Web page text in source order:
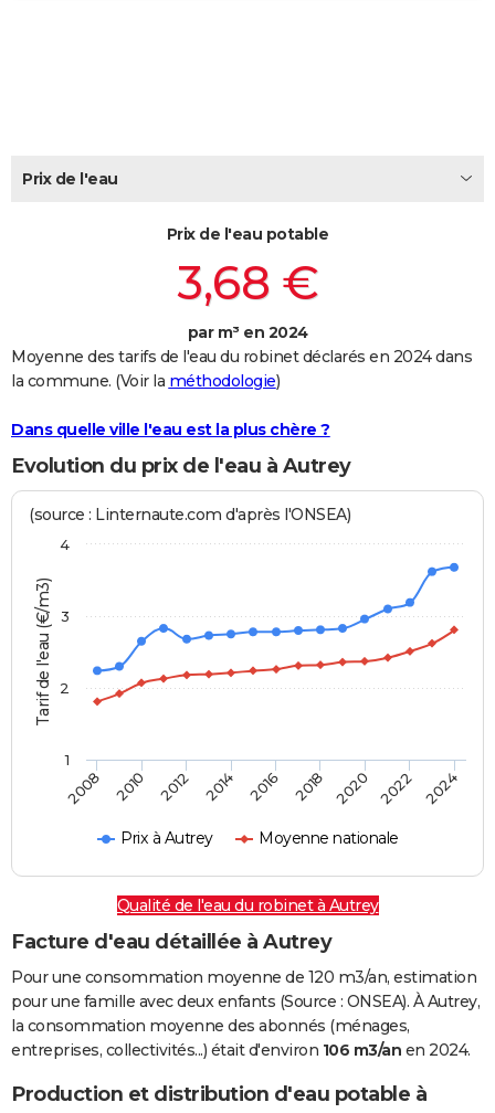
FORUM
Bricolage
Lifestyle
Culture
Sport
Auto
Television
Voyage
Cinema
Prix de l'eau
Prix de l'eau potable
3,68 €
par m³ en 2024
Moyenne des tarifs de l'eau du robinet déclarés en 2024 dans
la commune. (Voir la méthodologie)
Dans quelle ville l'eau est la plus chère ?
Evolution du prix de l'eau à Autrey
Tarif de l'eau (€/m3)
(source : Linternaute.com d'après l'ONSEA)
Prix à Autrey Moyenne nationale
2008 2010 2012 2014 2016 2018 2020 2022 2024
2
3
4
1
Qualité de l'eau du robinet à Autrey
Facture d'eau détaillée à Autrey
Pour une consommation moyenne de 120 m3/an, estimation
pour une famille avec deux enfants (Source : ONSEA). À Autrey,
la consommation moyenne des abonnés (ménages,
entreprises, collectivités...) était d'environ 106 m3/an en 2024.
Production et distribution d'eau potable à